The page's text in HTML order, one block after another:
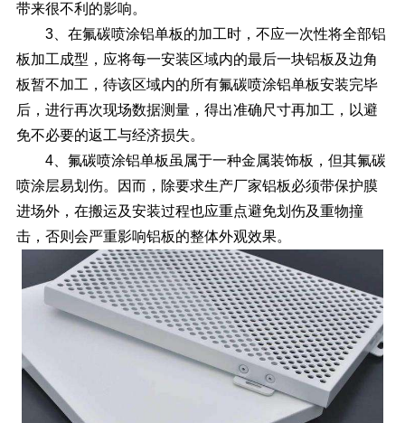
带来很不利的影响。
3、在氟碳喷涂铝单板的加工时，不应一次性将全部铝
板加工成型，应将每一安装区域内的最后一块铝板及边角
板暂不加工，待该区域内的所有氟碳喷涂铝单板安装完毕
后，进行再次现场数据测量，得出准确尺寸再加工，以避
免不必要的返工与经济损失。
4、氟碳喷涂铝单板虽属于一种金属装饰板，但其氟碳
喷涂层易划伤。因而，除要求生产厂家铝板必须带保护膜
进场外，在搬运及安装过程也应重点避免划伤及重物撞
击，否则会严重影响铝板的整体外观效果。